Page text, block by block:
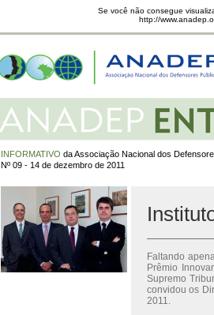
Se você não consegue
http://
INFORMATIVO da Associação Nacional dos
Nº 09 - 14 de dezembro de 2011
Faltando
Prêmio
Supremo
convidou os
2011.